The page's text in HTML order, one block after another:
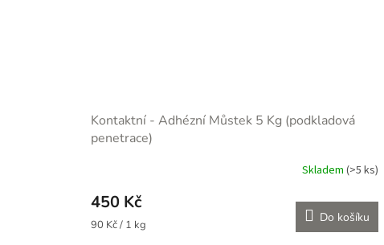
Kontaktní - Adhézní Můstek 5 Kg (podkladová
penetrace)
Skladem(>5 ks)
450 Kč
Měrná
90 Kč / 1 kg Do košíku